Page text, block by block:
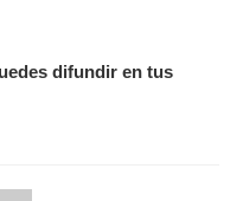
difundir en tus